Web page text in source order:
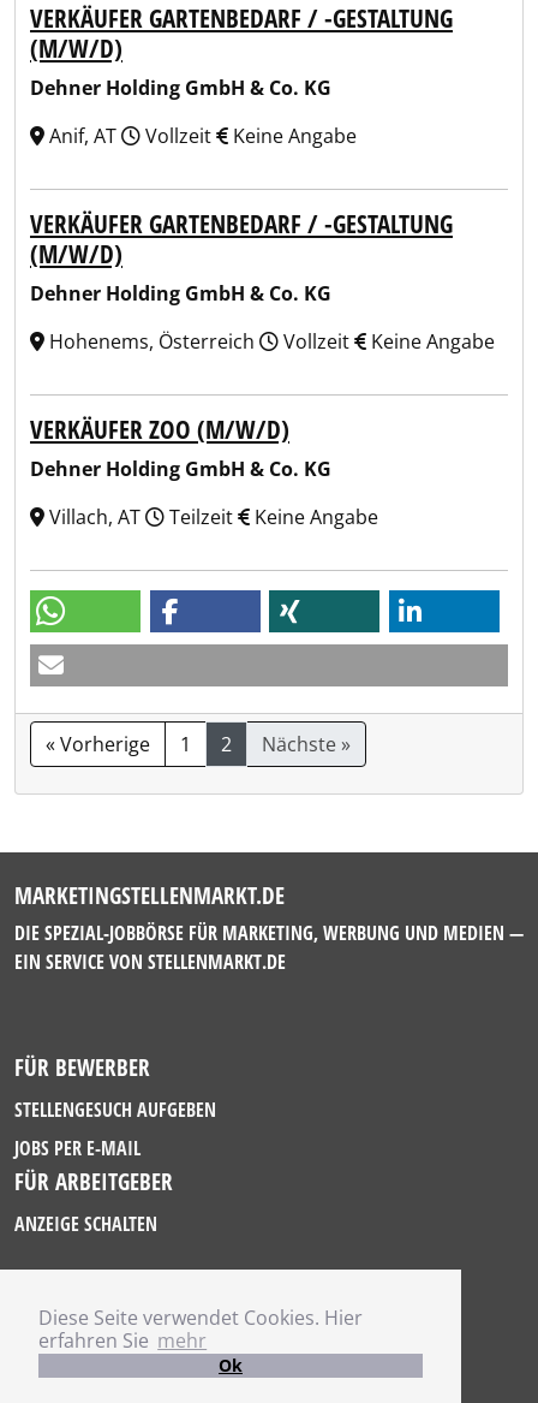
Diese Seite verwendet Cookies. Hier
erfahren Sie mehr
Ok
VERKÄUFER GARTENBEDARF / -GESTALTUNG
(M/W/D)
Dehner Holding GmbH & Co. KG
Anif, AT
Vollzeit Keine Angabe
VERKÄUFER GARTENBEDARF / -GESTALTUNG
(M/W/D)
Dehner Holding GmbH & Co. KG
Hohenems, Österreich
Vollzeit Keine Angabe
VERKÄUFER ZOO (M/W/D)
Dehner Holding GmbH & Co. KG
Villach, AT
Teilzeit Keine Angabe
« Vorherige 1 2 Nächste »
MARKETINGSTELLENMARKT.DE
DIE SPEZIAL-JOBBÖRSE FÜR MARKETING, WERBUNG UND MEDIEN —
EIN SERVICE VON STELLENMARKT.DE
FÜR BEWERBER
STELLENGESUCH AUFGEBEN
JOBS PER E-MAIL
FÜR ARBEITGEBER
ANZEIGE SCHALTEN
IMPRESSUM
DATENSCHUTZ